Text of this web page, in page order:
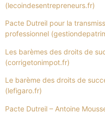
(lecoindesentrepreneurs.fr)
Pacte Dutreil pour la
professionnel
Les barèmes des droits de
(corrigetonimpot.fr)
Le barème des droits de
(lefigaro.fr)
Pacte Dutreil – Antoine